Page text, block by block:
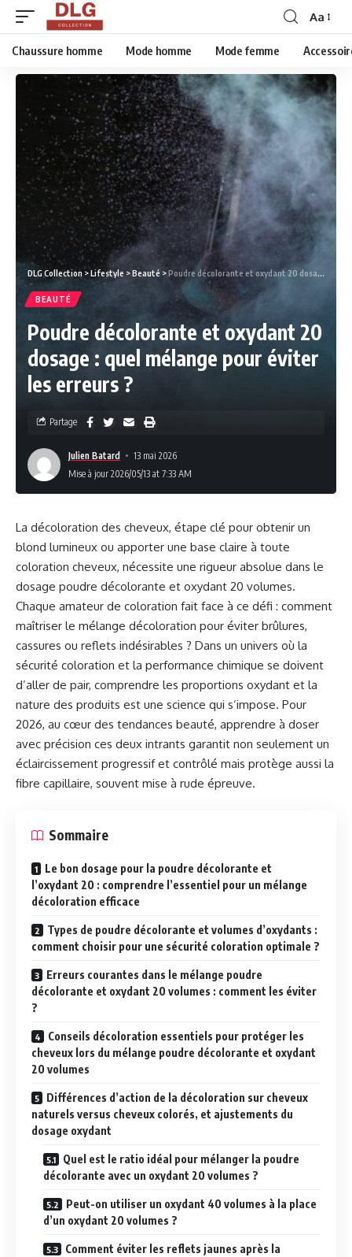
Aa
Chaussure homme Mode homme Mode femme
DLG Collection >Lifestyle >Beauté >Poudre décolorante et oxydant 20 dosage : quel mélange pour éviter les erreurs ?
BEAUTÉ
Poudre décolorante et oxydant 20
dosage : quel mélange pour éviter
les erreurs ?
Julien Batard
13 mai 2026
Mise à jour 2026/05/13 at 7:33 AM
Partage
La décoloration des cheveux, étape clé pour obtenir un
blond lumineux ou apporter une base claire à toute
coloration cheveux, nécessite une rigueur absolue dans le
dosage poudre décolorante et oxydant 20 volumes.
Chaque amateur de coloration fait face à ce défi : comment
maîtriser le mélange décoloration pour éviter brûlures,
cassures ou reflets indésirables ? Dans un univers où la
sécurité coloration et la performance chimique se doivent
d’aller de pair, comprendre les proportions oxydant et la
nature des produits est une science qui s’impose. Pour
2026, au cœur des tendances beauté, apprendre à doser
avec précision ces deux intrants garantit non seulement un
éclaircissement progressif et contrôlé mais protège aussi la
fibre capillaire, souvent mise à rude épreuve.
Sommaire
Le bon dosage pour la poudre décolorante et
l’oxydant 20 : comprendre l’essentiel pour un mélange
décoloration efficace
Types de poudre décolorante et volumes d’oxydants :
comment choisir pour une sécurité coloration optimale ?
Erreurs courantes dans le mélange poudre
décolorante et oxydant 20 volumes : comment les éviter
?
Conseils décoloration essentiels pour protéger les
cheveux lors du mélange poudre décolorante et oxydant
20 volumes
Différences d’action de la décoloration sur cheveux
naturels versus cheveux colorés, et ajustements du
dosage oxydant
Quel est le ratio idéal pour mélanger la poudre
décolorante avec un oxydant 20 volumes ?
Peut-on utiliser un oxydant 40 volumes à la place
d’un oxydant 20 volumes ?
Comment éviter les reflets jaunes après la